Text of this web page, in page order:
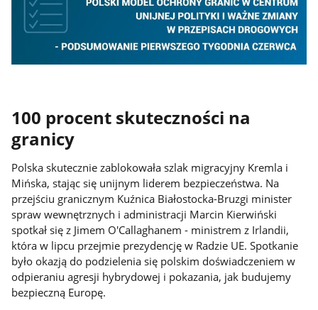
100 procent skuteczności na
granicy
Polska skutecznie zablokowała szlak migracyjny Kremla i
Mińska, stając się unijnym liderem bezpieczeństwa. Na
przejściu granicznym Kuźnica Białostocka-Bruzgi minister
spraw wewnętrznych i administracji Marcin Kierwiński
spotkał się z Jimem O'Callaghanem - ministrem z Irlandii,
która w lipcu przejmie prezydencję w Radzie UE. Spotkanie
było okazją do podzielenia się polskim doświadczeniem w
odpieraniu agresji hybrydowej i pokazania, jak budujemy
bezpieczną Europę.